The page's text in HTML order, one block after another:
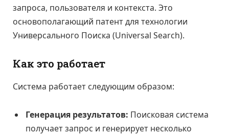
запроса, пользователя и контекста. Это
основополагающий патент для технологии
Универсального Поиска (Universal Search).
Как это работает
Система работает следующим образом:
Генерация результатов: Поисковая система
получает запрос и генерирует несколько